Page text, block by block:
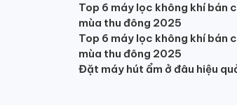
Top 6 máy lọc không khí bán
mùa thu đông 2025
Top 6 máy lọc không khí bán
mùa thu đông 2025
Đặt máy hút ẩm ở đâu hiệu